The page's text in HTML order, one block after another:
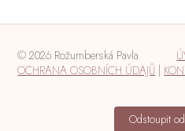
© 2026 Rožumberská Pavla
OCHRANA OSOBNÍCH ÚDAJŮ
Odstoupit